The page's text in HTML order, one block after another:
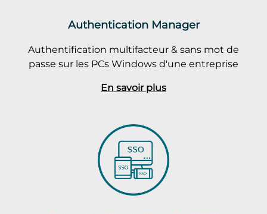
Authentication Manager
Authentification multifacteur & sans mot de
passe sur les PCs Windows d'une entreprise
En savoir plus